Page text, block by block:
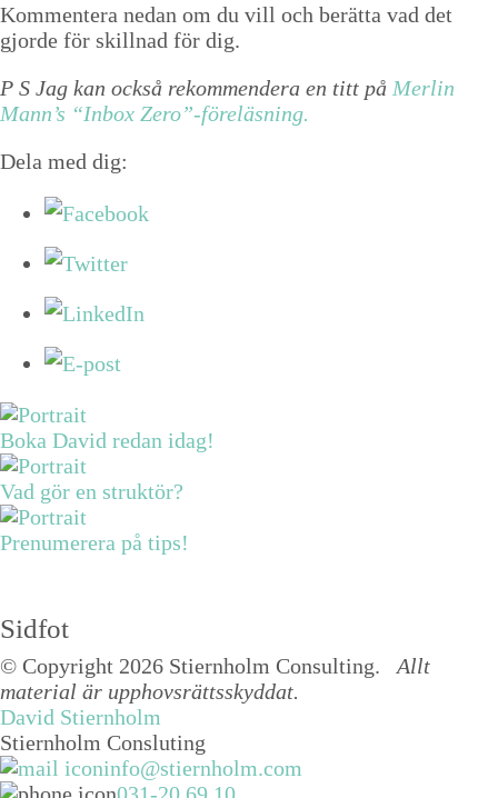
Kom­mentera nedan om du vill och berät­ta vad det
gjorde för skill­nad för dig.
P S Jag kan ock­så rek­om­mendera en titt på Mer­lin
Mann’s “Inbox Zero”-föreläsning.
Dela med dig:
Boka David redan idag!
Vad gör en struktör?
Prenumerera på tips!
Sidfot
© Copyright 2026 Stiernholm Consulting. Allt
material är upphovsrättsskyddat.
David Stiernholm
Stiernholm Consluting
info@stiernholm.com